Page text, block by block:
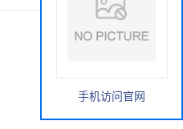
手机访问官网